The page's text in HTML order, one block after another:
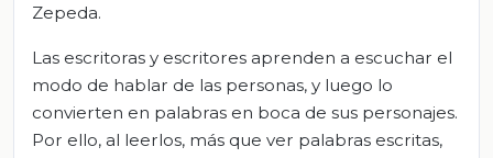
Zepeda.
Las escritoras y escritores aprenden a escuchar el
modo de hablar de las personas, y luego lo
convierten en palabras en boca de sus personajes.
Por ello, al leerlos, más que ver palabras escritas,